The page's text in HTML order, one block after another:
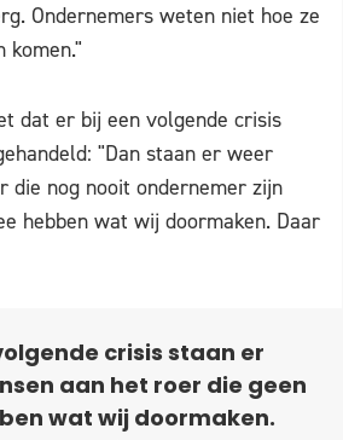
Ondernemers weten niet hoe ze
komen."
dat er bij een volgende crisis
"Dan staan er weer
die nog nooit ondernemer zijn
hebben wat wij doormaken. Daar
crisis staan er
aan het roer die geen
wat wij doormaken.